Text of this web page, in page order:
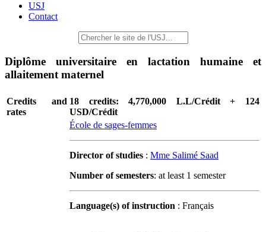
USJ
Contact
Diplôme universitaire en lactation humaine et
allaitement maternel
Credits and
rates
18 credits: 4,770,000 L.L/Crédit + 124
USD/Crédit
École de sages-femmes
Director of studies : Mme Salimé Saad
Number of semesters: at least 1 semester
Language(s) of instruction : Français